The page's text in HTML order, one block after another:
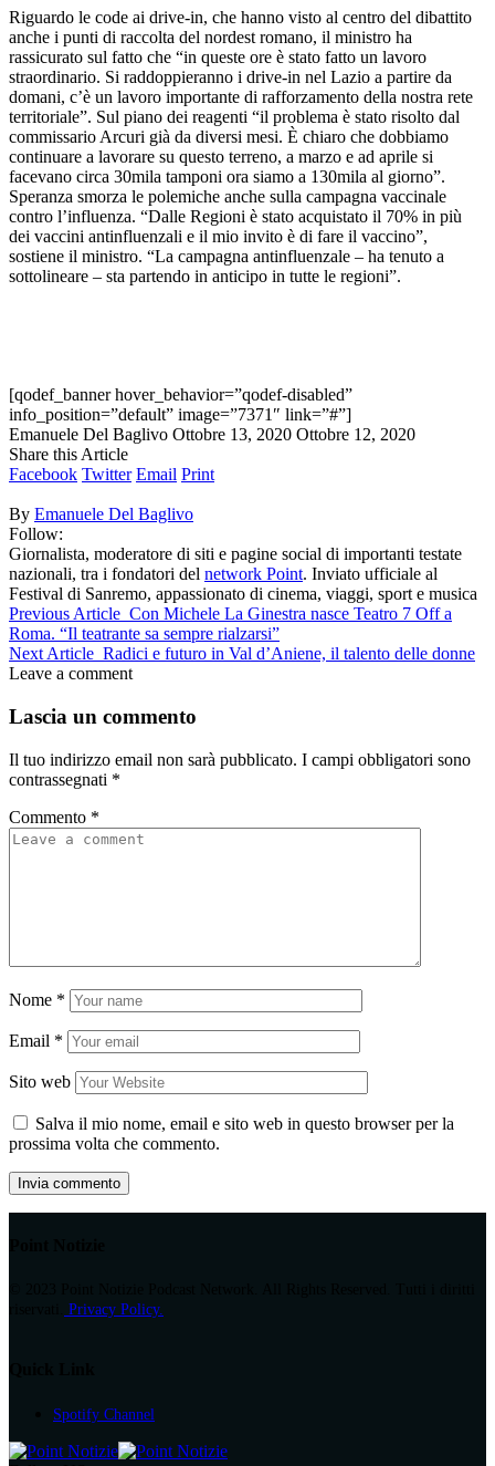
Riguardo le code ai drive-in, che hanno visto al centro del dibattito
anche i punti di raccolta del nordest romano, il ministro ha
rassicurato sul fatto che “in queste ore è stato fatto un lavoro
straordinario. Si raddoppieranno i drive-in nel Lazio a partire da
domani, c’è un lavoro importante di rafforzamento della nostra rete
territoriale”. Sul piano dei reagenti “il problema è stato risolto dal
commissario Arcuri già da diversi mesi. È chiaro che dobbiamo
continuare a lavorare su questo terreno, a marzo e ad aprile si
facevano circa 30mila tamponi ora siamo a 130mila al giorno”.
Speranza smorza le polemiche anche sulla campagna vaccinale
contro l’influenza. “Dalle Regioni è stato acquistato il 70% in più
dei vaccini antinfluenzali e il mio invito è di fare il vaccino”,
sostiene il ministro. “La campagna antinfluenzale – ha tenuto a
sottolineare – sta partendo in anticipo in tutte le regioni”.
[qodef_banner hover_behavior=”qodef-disabled”
info_position=”default” image=”7371″ link=”#”]
Emanuele Del Baglivo Ottobre 13, 2020 Ottobre 12, 2020
Share this Article
Facebook Twitter Email Print
By Emanuele Del Baglivo
Follow:
Giornalista, moderatore di siti e pagine social di importanti testate
nazionali, tra i fondatori del network Point. Inviato ufficiale al
Festival di Sanremo, appassionato di cinema, viaggi, sport e musica
Previous Article Con Michele La Ginestra nasce Teatro 7 Off a
Roma. “Il teatrante sa sempre rialzarsi”
Next Article Radici e futuro in Val d’Aniene, il talento delle donne
Leave a comment
Lascia un commento
Il tuo indirizzo email non sarà pubblicato. I campi obbligatori sono
contrassegnati *
Commento *
Nome *
Email *
Sito web
Salva il mio nome, email e sito web in questo browser per la
prossima volta che commento.
Privacy Policy.
Spotify Channel